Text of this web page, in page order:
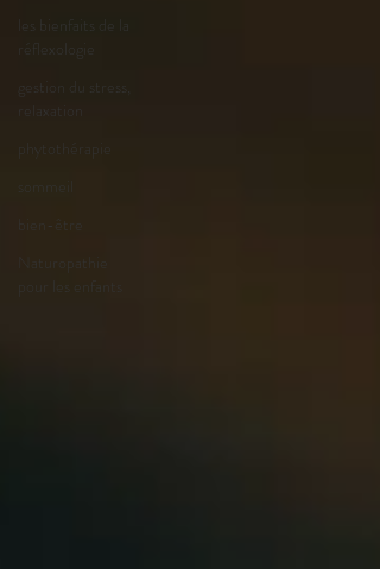
les bienfaits de la
réflexologie
gestion du stress,
relaxation
phytothérapie
bien-être